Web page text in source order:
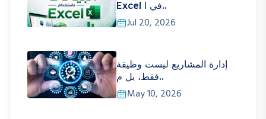
Excel في ا..
Jul 20, 2026
إدارة المشاريع ليست وظيفة
فقط، بل م..
May 10, 2026